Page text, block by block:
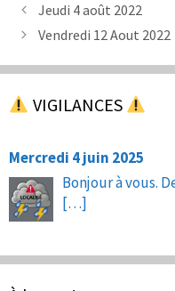
Jeudi 4 août 2022
Vendredi 12 Aout 2022
VIGILANCES
Mercredi 4 juin 2025
Bonjour à vous.
[…]